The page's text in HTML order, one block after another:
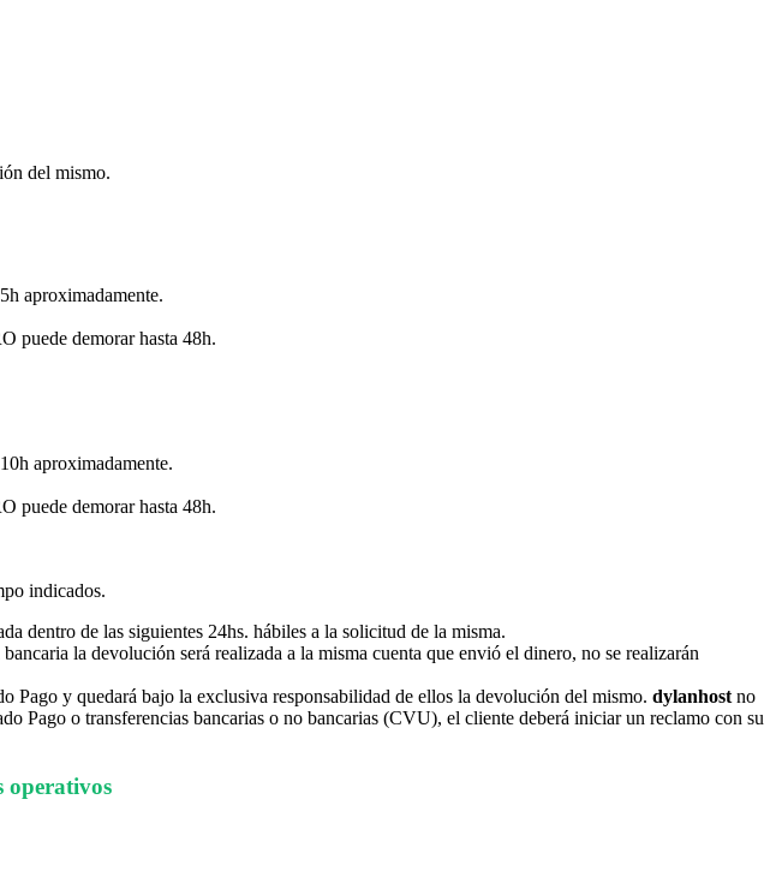
del mismo.
aproximadamente.
puede demorar hasta 48h.
aproximadamente.
puede demorar hasta 48h.
indicados.
dentro de las siguientes 24hs. hábiles a la solicitud de la misma.
la devolución será realizada a la misma cuenta que envió el dinero, no se realizarán
Pago y quedará bajo la exclusiva responsabilidad de ellos la devolución del mismo. dylanhostno
Pago o transferencias bancarias o no bancarias (CVU), el cliente deberá iniciar un reclamo con su
operativos